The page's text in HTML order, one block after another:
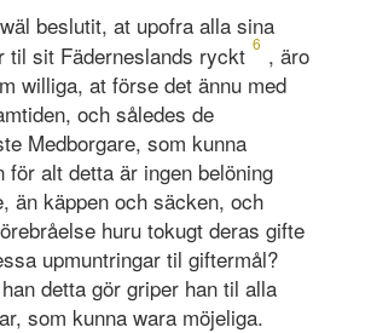
beslutit, at upofra alla sina
til sit Fäderneslands ryckt 6 , äro
williga, at förse det ännu med
och således de
Medborgare, som kunna
för alt detta är ingen belöning
än käppen och säcken, och
huru tokugt deras gifte
upmuntringar til giftermål?
detta gör griper han til alla
som kunna wara möjeliga.